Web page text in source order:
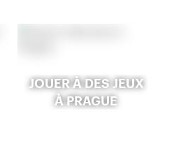
JOUER À DES JEUX
À PRAGUE